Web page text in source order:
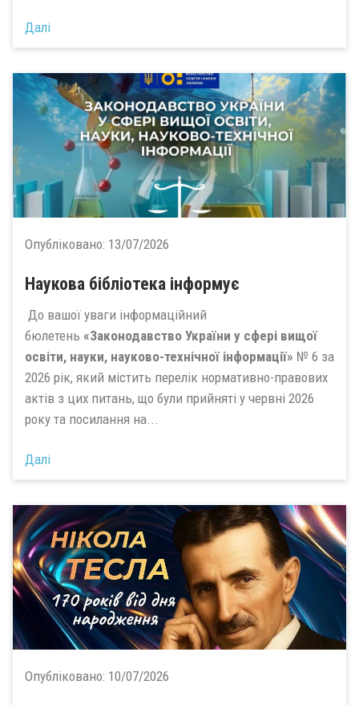
Далі
Опубліковано: 13/07/2026
Наукова бібліотека інформує
До вашої уваги інформаційний
бюлетень «Законодавство України у сфері вищої
освіти, науки, науково-технічної інформації» № 6 за
2026 рік, який містить перелік нормативно-правових
актів з цих питань, що були прийняті у червні 2026
року та посилання на...
Далі
Опубліковано: 10/07/2026